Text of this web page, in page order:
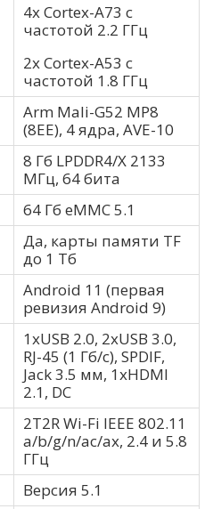
4x Cortex-A73 с
частотой 2.2 ГГц
2x Cortex-A53 с
частотой 1.8 ГГц
Arm Mali-G52 MP8
(8EE), 4 ядра, AVE-10
8 Гб LPDDR4/X 2133
МГц, 64 бита
64 Гб eMMC 5.1
Да, карты памяти TF
до 1 Тб
Android 11 (первая
ревизия Android 9)
1хUSB 2.0, 2хUSB 3.0,
RJ-45 (1 Гб/с), SPDIF,
Jack 3.5 мм, 1хHDMI
2.1, DC
2T2R Wi-Fi IEEE 802.11
a/b/g/n/ac/ax, 2.4 и 5.8
ГГц
Версия 5.1